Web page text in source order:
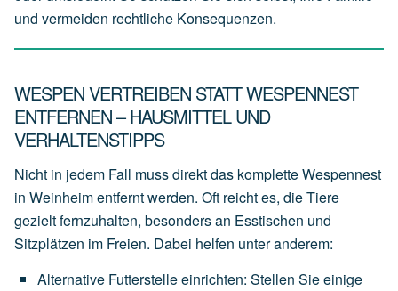
und vermeiden rechtliche Konsequenzen.
WESPEN VERTREIBEN STATT WESPENNEST
ENTFERNEN – HAUSMITTEL UND
VERHALTENSTIPPS
Nicht in jedem Fall muss direkt das komplette Wespennest
in Weinheim entfernt werden. Oft reicht es, die Tiere
gezielt fernzuhalten, besonders an Esstischen und
Sitzplätzen im Freien. Dabei helfen unter anderem:
Alternative Futterstelle einrichten: Stellen Sieeinige